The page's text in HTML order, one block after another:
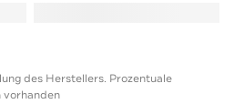
des Herstellers. Prozentuale
vorhanden